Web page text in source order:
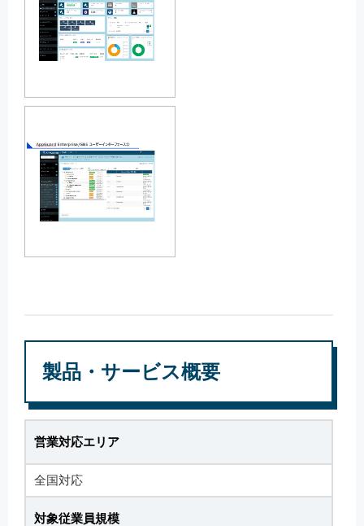
製品・サービス概要
営業対応エリア
全国対応
対象従業員規模